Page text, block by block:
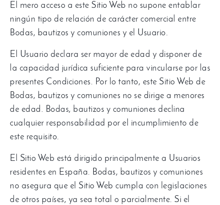
El mero acceso a este Sitio Web no supone entablar
ningún tipo de relación de carácter comercial entre
Bodas, bautizos y comuniones y el Usuario.
El Usuario declara ser mayor de edad y disponer de
la capacidad jurídica suficiente para vincularse por las
presentes Condiciones. Por lo tanto, este Sitio Web de
Bodas, bautizos y comuniones no se dirige a menores
de edad. Bodas, bautizos y comuniones declina
cualquier responsabilidad por el incumplimiento de
este requisito.
El Sitio Web está dirigido principalmente a Usuarios
residentes en España. Bodas, bautizos y comuniones
no asegura que el Sitio Web cumpla con legislaciones
de otros países, ya sea total o parcialmente. Si el